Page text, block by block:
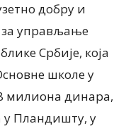
добру и
за управљање
Србије, која
школе у
милиона динара,
у Пландишту, у